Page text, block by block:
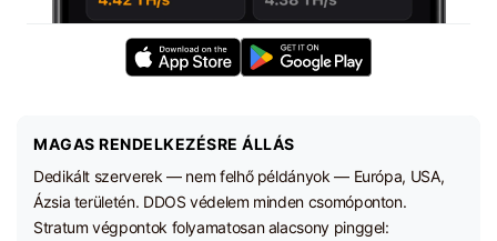
MAGAS RENDELKEZÉSRE ÁLLÁS
Dedikált szerverek — nem felhő példányok — Európa, USA,
Ázsia területén. DDOS védelem minden csomóponton.
Stratum végpontok folyamatosan alacsony pinggel: